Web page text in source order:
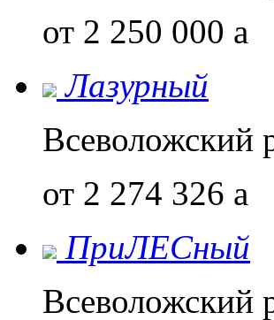
от 2 250 000 a
Лазурный
Всеволожский
от 2 274 326 a
ПриЛЕСный
Всеволожский